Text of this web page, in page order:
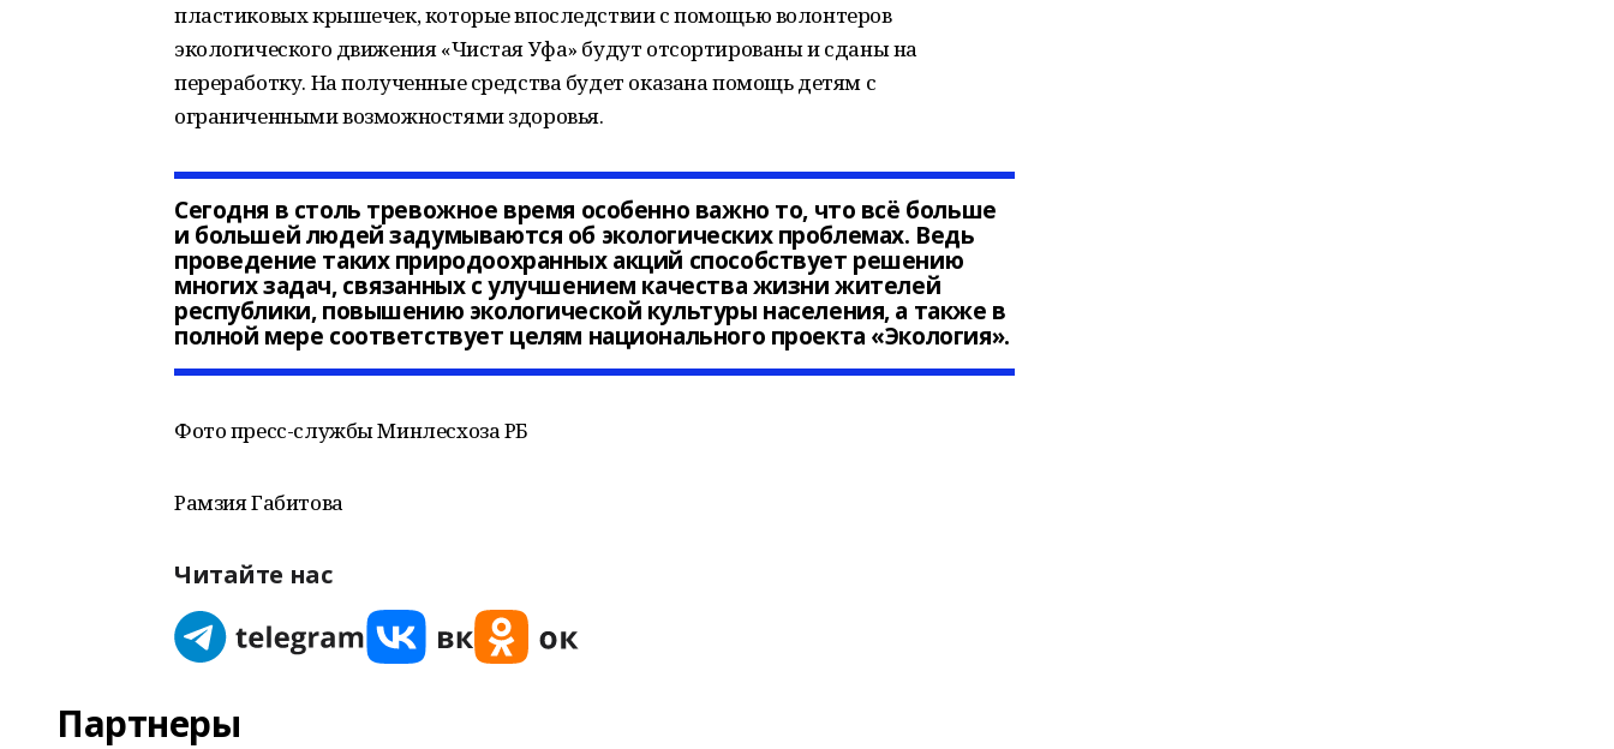
пластиковых крышечек, которые впоследствии с помощью волонтеров
экологического движения «Чистая Уфа» будут отсортированы и сданы на
переработку. На полученные средства будет оказана помощь детям с
ограниченными возможностями здоровья.
Сегодня в столь тревожное время особенно важно то, что всё больше
и большей людей задумываются об экологических проблемах. Ведь
проведение таких природоохранных акций способствует решению
многих задач, связанных с улучшением качества жизни жителей
республики, повышению экологической культуры населения, а также в
полной мере соответствует целям национального проекта «Экология».
Фото пресс-службы Минлесхоза РБ
Рамзия Габитова
Читайте нас
Партнеры